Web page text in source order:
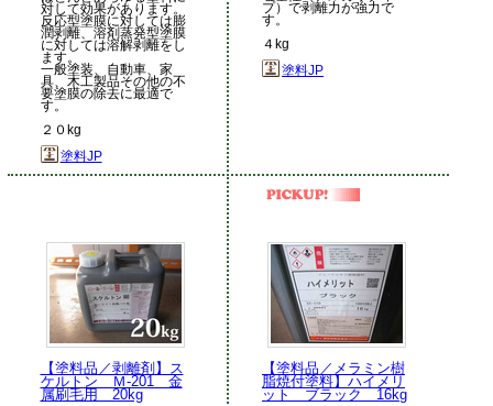
対して効果があります。
反応型塗膜に対しては膨
潤剥離、溶剤蒸発型塗膜
に対しては溶解剥離をし
ます。
一般塗装、自動車、家
具、木工製品その他の不
要塗膜の除去に最適で
す。
２０kg
塗料JP
プ）で剥離力が強力で
す。
４kg
塗料JP
【塗料品／剥離剤】ス
ケルトン Ｍ-201 金
属刷毛用 20kg
【塗料品／メラミン樹
脂焼付塗料】ハイメリ
ット ブラック 16kg